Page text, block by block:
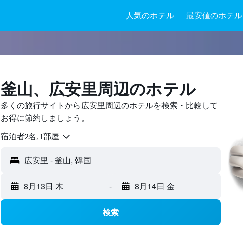
人気のホテル 最安値のホテル
釜山​、広安里周辺のホテル
多くの旅行サイトから広安里周辺のホテルを検索・比較して
お得に節約しましょう。
宿泊者2名, 1​部屋
8月13日 木 - 8月14日 金
検索